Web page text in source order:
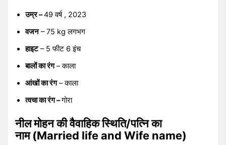
उम्र –49 वर्ष , 2023
वजन– 75 kg लगभग
हाइट– 5 फीट 6 इंच
बालों का रंग– काला
आंखों का रंग– काला
त्वचा का रंग –गोरा
नील मोहन की वैवाहिक स्थिति/पत्नि का
नाम (Married life and Wife name)